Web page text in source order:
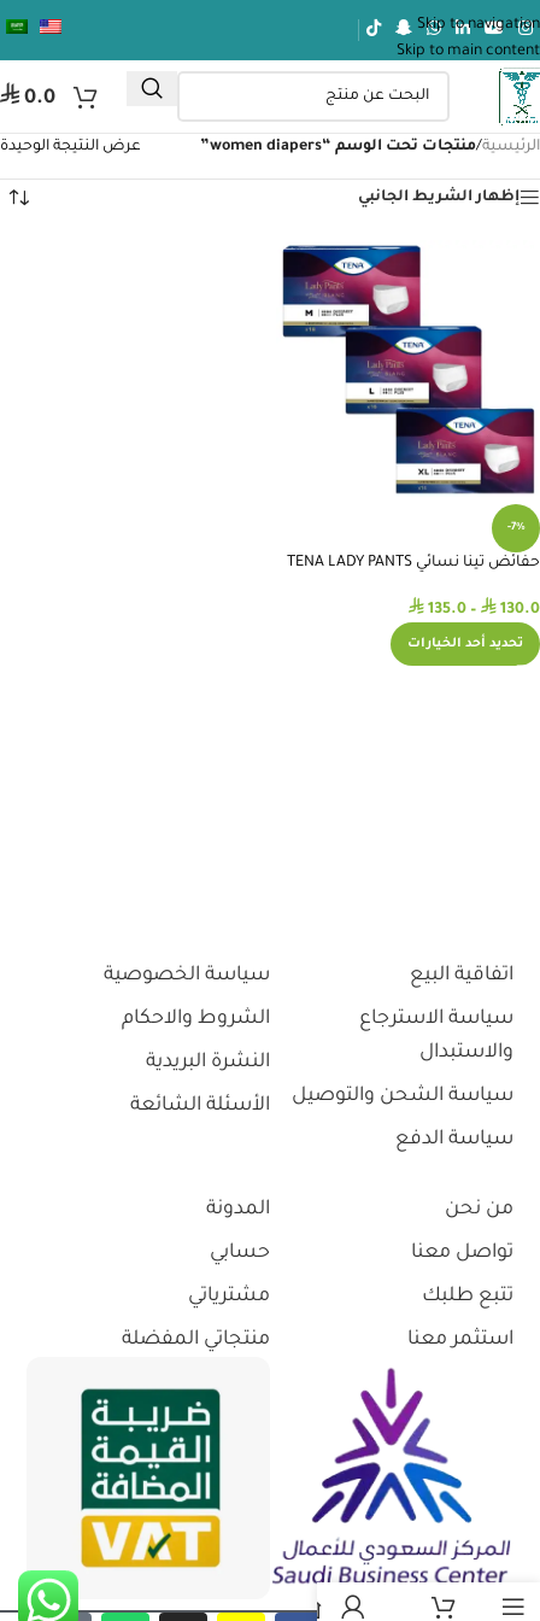
Skip to navigation
Skip to main content
⃁ 0.0
الرئيسية/منتجات تحت الوسم “women diapers” عرض النتيجة الوحيدة
إظهار الشريط الجانبي
-7%
حفائض تينا نسائي TENA LADY PANTS
⃁ 130.0
–
⃁ 135.0
تحديد أحد الخيارات
اتفاقية البيع
سياسة الاسترجاع
والاستبدال
سياسة الشحن والتوصيل
سياسة الدفع
سياسة الخصوصية
الشروط والاحكام
النشرة البريدية
الأسئلة الشائعة
من نحن
تواصل معنا
تتبع طلبك
استثمر معنا
المدونة
حسابي
مشترياتي
منتجاتي المفضلة